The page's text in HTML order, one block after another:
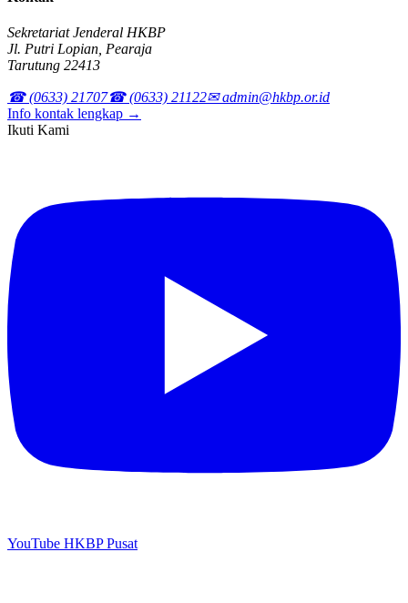
Sekretariat Jenderal HKBP
Jl. Putri Lopian, Pearaja
Tarutung 22413
☎ (0633) 21707☎ (0633) 21122✉ admin@hkbp.or.id
Info kontak lengkap →
Ikuti Kami
YouTube HKBP Pusat